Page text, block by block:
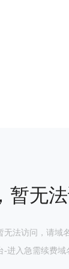
暂无
无法访问，请域
-进入急需续费